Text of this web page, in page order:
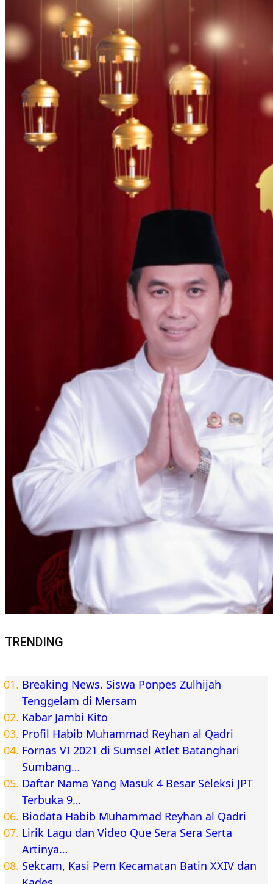
TRENDING
Breaking News. Siswa Ponpes Zulhijah
Tenggelam di Mersam
Kabar Jambi Kito
Profil Habib Muhammad Reyhan al Qadri
Fornas VI 2021 di Sumsel Atlet Batanghari
Sumbang…
Daftar Nama Yang Masuk 4 Besar Seleksi JPT
Terbuka 9…
Biodata Habib Muhammad Reyhan al Qadri
Lirik Lagu dan Video Que Sera Sera Serta
Artinya…
Sekcam, Kasi Pem Kecamatan Batin XXIV dan